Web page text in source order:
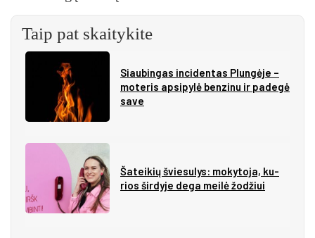
Taip pat skaitykite
Siau­bin­gas in­ci­den­tas Plun­gė­je –
mo­te­ris ap­si­py­lė ben­zi­nu ir pa­de­gė
sa­ve
Ša­tei­kių švie­su­lys: mo­ky­to­ja, ku­
rios šir­dy­je de­ga mei­lė žo­džiui